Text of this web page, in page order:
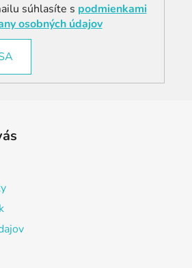
súhlasíte s podmienkami
osobných údajov